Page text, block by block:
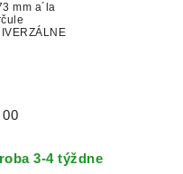
mm a´la
00
3-4 týždne